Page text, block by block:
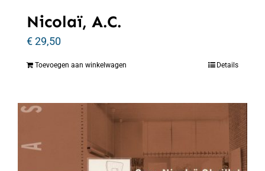
Nicolaï, A.C.
€29,50
Toevoegen aan winkelwagen Details